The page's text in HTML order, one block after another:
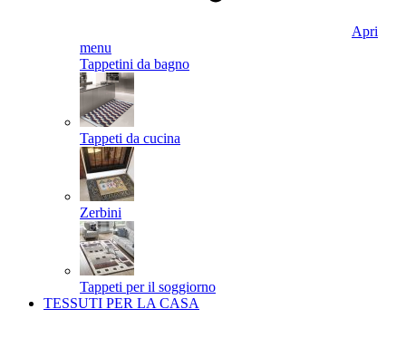
Apri
menu
Tappetini da bagno
Tappeti da cucina
Zerbini
Tappeti per il soggiorno
TESSUTI PER LA CASA